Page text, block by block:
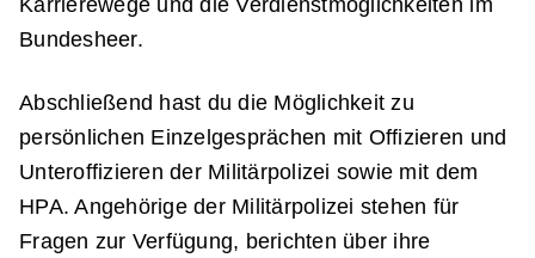
Karrierewege und die Verdienstmöglichkeiten im
Bundesheer.
Abschließend hast du die Möglichkeit zu
persönlichen Einzelgesprächen mit Offizieren und
Unteroffizieren der Militärpolizei sowie mit dem
HPA. Angehörige der Militärpolizei stehen für
Fragen zur Verfügung, berichten über ihre